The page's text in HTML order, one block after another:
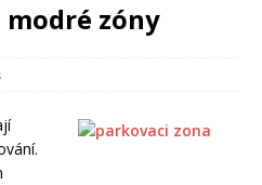
modré zóny